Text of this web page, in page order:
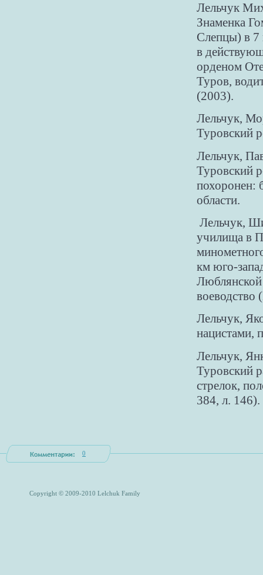
Лельчук
Знаменка
Слепцы) в 7
в
орденом
Туров,
(2003).
Лельчук,
Туровский
Лельчук,
Туровский
похоронен:
области.
Лельчук,
училища в
км юго-
Люблянской
Лельчук,
нацистами,
Лельчук,
Туровский
стрелок,
384, л. 146).
0
Copyright © 2009-2010 Lelchuk Family